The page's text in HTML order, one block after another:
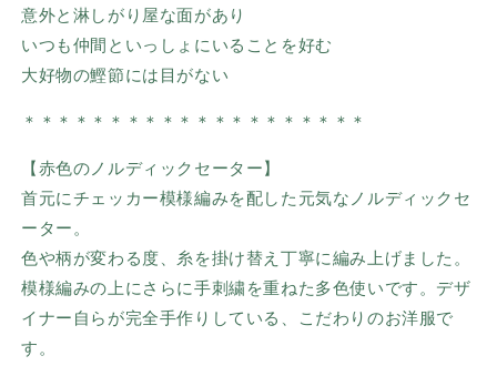
意外と淋しがり屋な面があり
いつも仲間といっしょにいることを好む
大好物の鰹節には目がない
＊＊＊＊＊＊＊＊ ＊＊＊＊＊＊＊＊＊＊＊＊
【赤色のノルディックセーター】
首元にチェッカー模様編みを配した元気なノルディックセ
ーター。
色や柄が変わる度、糸を掛け替え丁寧に編み上げました。
模様編みの上にさらに手刺繍を重ねた多色使いです。デザ
イナー自らが完全手作りしている、こだわりのお洋服で
す。